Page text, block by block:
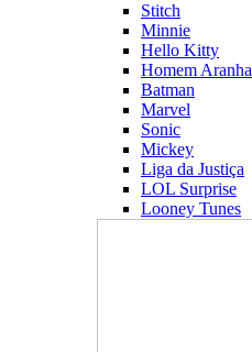
Stitch
Minnie
Hello Kitty
Homem Aranha
Batman
Marvel
Sonic
Mickey
Liga da Justiça
LOL Surprise
Looney Tunes